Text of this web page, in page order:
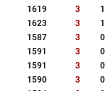
1619 3
1
1623 3
1
1587 3
0
1591 3
0
1591 3
0
1590 3
0